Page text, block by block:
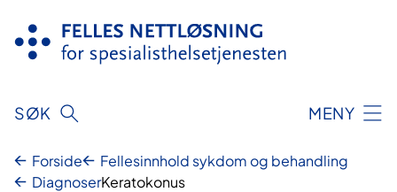
innhold
SØK MENY
Forside
Fellesinnhold sykdom og behandling
DiagnoserKeratokonus